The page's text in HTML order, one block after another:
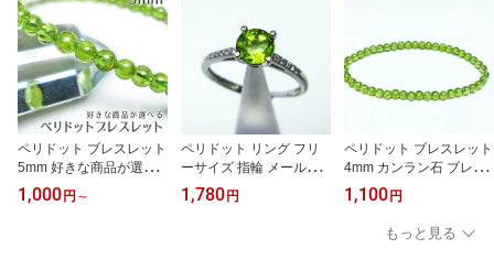
ペリドット ブレスレット
5mm 好きな商品が選べ
る メール便送料無料 一
点物 8月の誕生石 カンラ
1,000 円 ～
ペリドット リング フリ
ーサイズ 指輪 メール便
送料無料 メンズ レディ
ース peridot ring 天然石
1,780 円
ペリドット ブレスレット
4mm カンラン石 ブレス
peridot bracelet 8月の誕
生石 一点物 メール便送
料無料 111-45171
1,100 円
もっと見る